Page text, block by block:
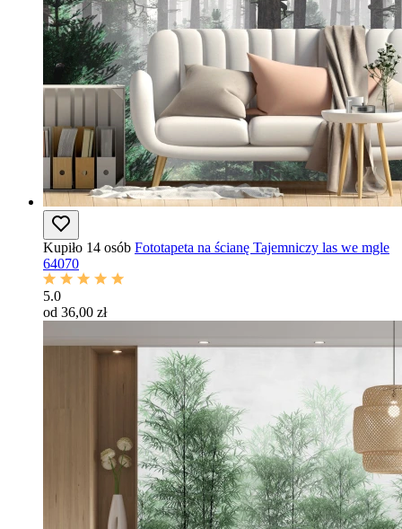
Kupiło 14 osób Fototapeta na ścianę Tajemniczy las we mgle
64070
5.0
od 36,00 zł